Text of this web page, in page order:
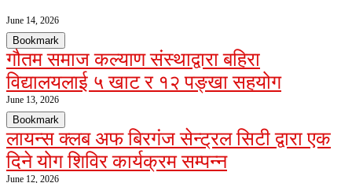
June 14, 2026
Bookmark
गौतम समाज कल्याण संस्थाद्वारा बहिरा
विद्यालयलाई ५ खाट र १२ पङ्खा सहयोग
June 13, 2026
Bookmark
लायन्स क्लब अफ बिरगंज सेन्ट्रल सिटी द्वारा एक
दिने योग शिविर कार्यक्रम सम्पन्न
June 12, 2026